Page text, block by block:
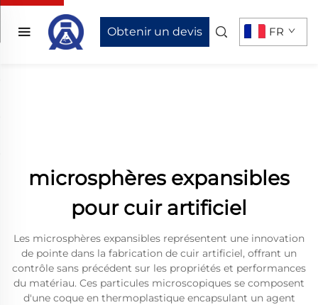
Obtenir un devis FR
microsphères expansibles
pour cuir artificiel
Les microsphères expansibles représentent une innovation
de pointe dans la fabrication de cuir artificiel, offrant un
contrôle sans précédent sur les propriétés et performances
du matériau. Ces particules microscopiques se composent
d'une coque en thermoplastique encapsulant un agent